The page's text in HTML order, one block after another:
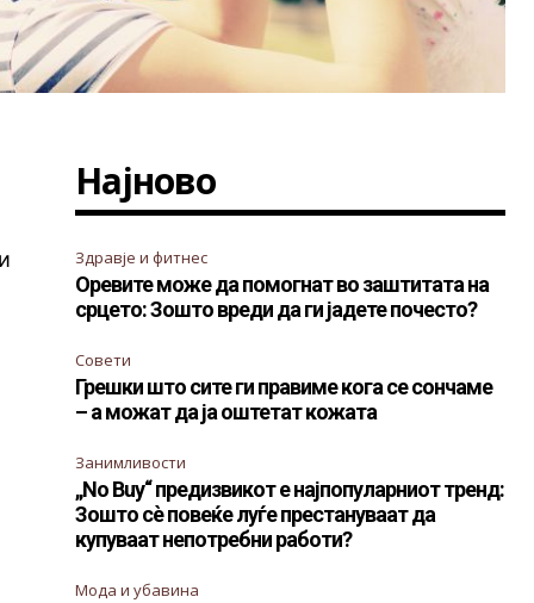
Најново
Здравје и фитнес
Оревите може да помогнат во заштитата на
срцето: Зошто вреди да ги јадете почесто?
Совети
Грешки што сите ги правиме кога се сончаме
– а можат да ја оштетат кожата
Занимливости
„No Buy“ предизвикот е најпопуларниот тренд:
Зошто сè повеќе луѓе престануваат да
купуваат непотребни работи?
Мода и убавина